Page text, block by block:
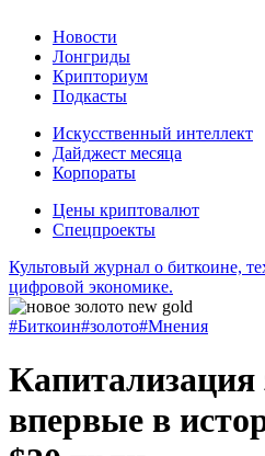
Новости
Лонгриды
Крипториум
Подкасты
Искусственный интеллект
Дайджест месяца
Корпораты
Цены криптовалют
Спецпроекты
Культовый журнал о биткоине,
цифровой экономике.
#Биткоин#золото#Мнения
Капитализация
впервые в